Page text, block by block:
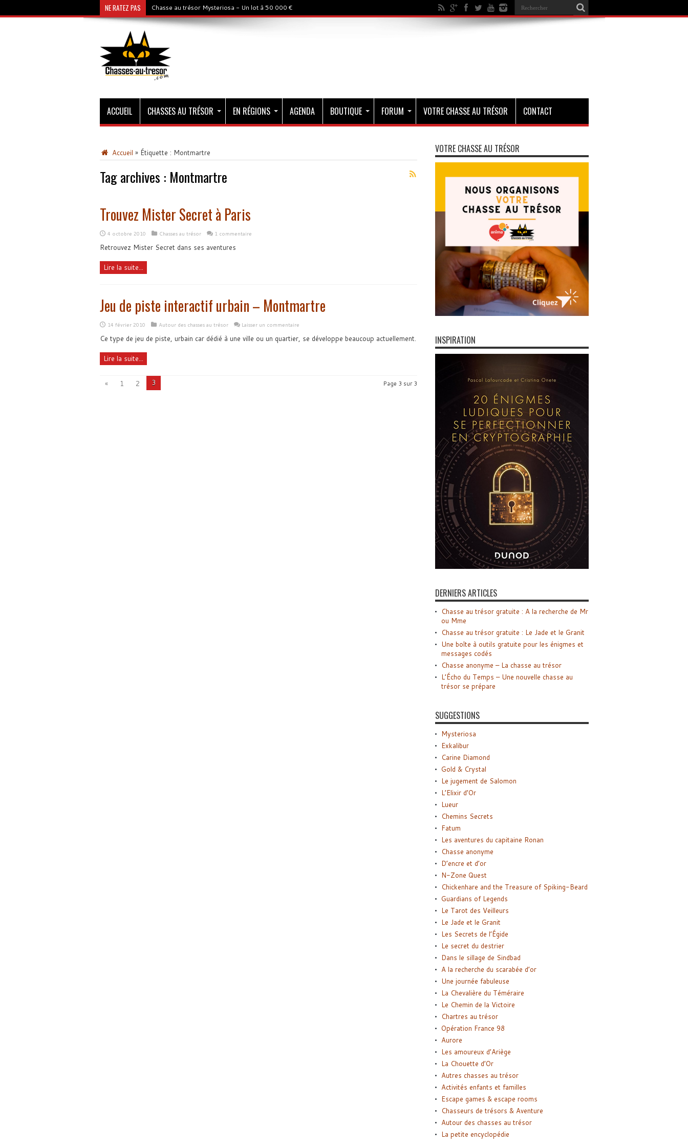
NE RATEZ PAS Chasse au trésor Mysteriosa - Un lot à 50 000 €
ACCUEIL CHASSES AU TRÉSOR EN RÉGIONS AGENDA BOUTIQUE FORUM VOTRE CHASSE AU TRÉSOR CONTACT
Accueil » Étiquette : Montmartre
Tag archives : Montmartre
Trouvez Mister Secret à Paris
4 octobre 2010 Chasses au trésor 1 commentaire
Retrouvez Mister Secret dans ses aventures
Lire la suite...
Jeu de piste interactif urbain – Montmartre
14 février 2010 Autour des chasses au trésor Laisser un commentaire
Ce type de jeu de piste, urbain car dédié à une ville ou un quartier, se développe beaucoup actuellement.
Lire la suite...
Page 3 sur 3
« 1 2 3
VOTRE CHASSE AU TRÉSOR
INSPIRATION
DERNIERS ARTICLES
Chasse au trésor gratuite : A la recherche de Mr
ou Mme
Chasse au trésor gratuite : Le Jade et le Granit
Une boîte à outils gratuite pour les énigmes et
messages codés
Chasse anonyme – La chasse au trésor
L’Écho du Temps – Une nouvelle chasse au
trésor se prépare
SUGGESTIONS
Mysteriosa
Exkalibur
Carine Diamond
Gold & Crystal
Le jugement de Salomon
L’Elixir d’Or
Lueur
Chemins Secrets
Fatum
Les aventures du capitaine Ronan
Chasse anonyme
D’encre et d’or
N-Zone Quest
Chickenhare and the Treasure of Spiking-Beard
Guardians of Legends
Le Tarot des Veilleurs
Le Jade et le Granit
Les Secrets de l’Égide
Le secret du destrier
Dans le sillage de Sindbad
A la recherche du scarabée d’or
Une journée fabuleuse
La Chevalière du Téméraire
Le Chemin de la Victoire
Chartres au trésor
Opération France 98
Aurore
Les amoureux d’Ariège
La Chouette d’Or
Autres chasses au trésor
Activités enfants et familles
Escape games & escape rooms
Chasseurs de trésors & Aventure
Autour des chasses au trésor
La petite encyclopédie